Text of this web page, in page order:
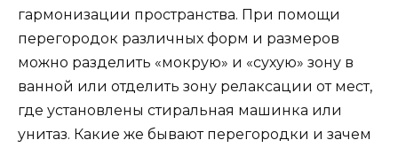
гармонизации пространства. При помощи
перегородок различных форм и размеров
можно разделить «мокрую» и «сухую» зону в
ванной или отделить зону релаксации от мест,
где установлены стиральная машинка или
унитаз. Какие же бывают перегородки и зачем